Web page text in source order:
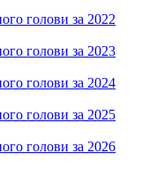
голови за 2022
голови за 2023
голови за 2024
голови за 2025
голови за 2026